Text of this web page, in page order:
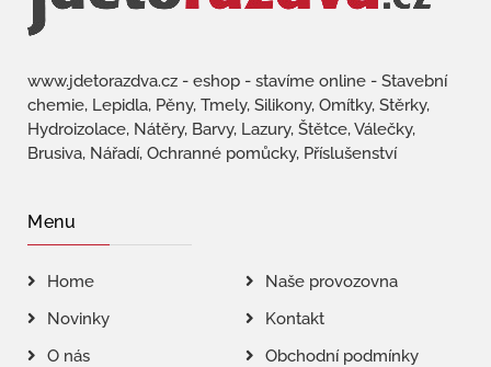
www.jdetorazdva.cz - eshop - stavíme online - Stavební
chemie, Lepidla, Pěny, Tmely, Silikony, Omítky, Stěrky,
Hydroizolace, Nátěry, Barvy, Lazury, Štětce, Válečky,
Brusiva, Nářadí, Ochranné pomůcky, Příslušenství
Menu
Home
Naše provozovna
Novinky
Kontakt
O nás
Obchodní podmínky